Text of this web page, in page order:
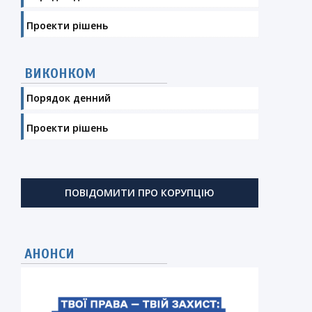
Проекти рішень
ВИКОНКОМ
Порядок денний
Проекти рішень
ПОВІДОМИТИ ПРО КОРУПЦІЮ
АНОНСИ